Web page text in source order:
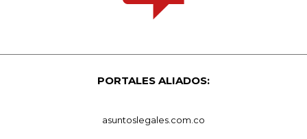
PORTALES ALIADOS:
asuntoslegales.com.co